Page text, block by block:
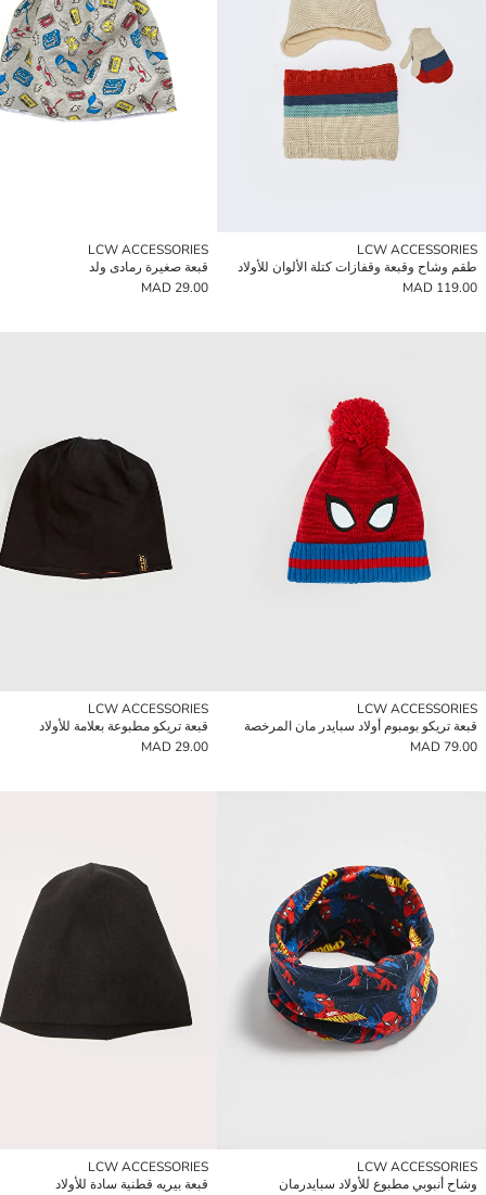
LCW ACCESSORIES
طقم وشاح وقبعة وقفازات كتلة الألوان للأولاد
119.00 MAD
LCW ACCESSORIES
قبعة صغيرة رمادى ولد
29.00 MAD
LCW ACCESSORIES
قبعة تريكو بومبوم أولاد سبايدر مان المرخصة
79.00 MAD
LCW ACCESSORIES
قبعة تريكو مطبوعة بعلامة للأولاد
29.00 MAD
LCW ACCESSORIES
وشاح أنبوبي مطبوع للأولاد سبايدرمان
LCW ACCESSORIES
قبعة بيريه قطنية سادة للأولاد